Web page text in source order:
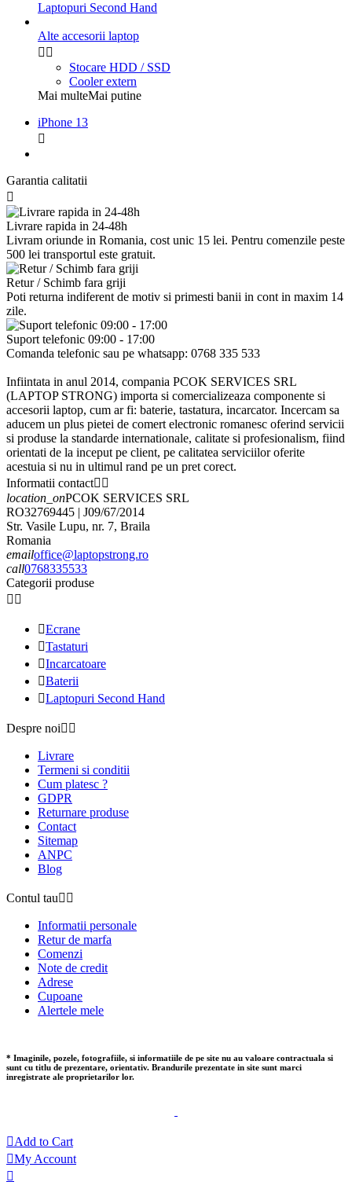
Laptopuri Second Hand
Alte accesorii laptop
 
Stocare HDD / SSD
Cooler extern
Mai multeMai putine
iPhone 13

Garantia calitatii

Livrare rapida in 24-48h
Livram oriunde in Romania, cost unic 15 lei. Pentru comenzile peste
500 lei transportul este gratuit.
Retur / Schimb fara griji
Poti returna indiferent de motiv si primesti banii in cont in maxim 14
zile.
Suport telefonic 09:00 - 17:00
Comanda telefonic sau pe whatsapp: 0768 335 533
Infiintata in anul 2014, compania PCOK SERVICES SRL
(LAPTOP STRONG) importa si comercializeaza componente si
accesorii laptop, cum ar fi: baterie, tastatura, incarcator. Incercam sa
aducem un plus pietei de comert electronic romanesc oferind servicii
si produse la standarde internationale, calitate si profesionalism, fiind
orientati de la inceput pe client, pe calitatea serviciilor oferite
acestuia si nu in ultimul rand pe un pret corect.
Informatii contact 
location_onPCOK SERVICES SRL
RO32769445 | J09/67/2014
Str. Vasile Lupu, nr. 7, Braila
Romania
emailoffice@laptopstrong.ro
call0768335533
Categorii produse
 
Ecrane
Tastaturi
Incarcatoare
Baterii
Laptopuri Second Hand
Despre noi 
Livrare
Termeni si conditii
Cum platesc ?
GDPR
Returnare produse
Contact
Sitemap
ANPC
Blog
Contul tau 
Informatii personale
Retur de marfa
Comenzi
Note de credit
Adrese
Cupoane
Alertele mele
* Imaginile, pozele, fotografiile, si informatiile de pe site nu au valoare contractuala si
sunt cu titlu de prezentare, orientativ. Brandurile prezentate in site sunt marci
inregistrate ale proprietarilor lor.
Add to Cart
My Account
